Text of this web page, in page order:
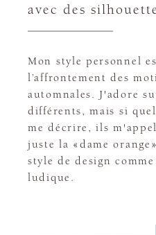
avec des
Mon style personnel
l’affrontement des
automnales. J'adore
différents, mais si
me décrire, ils
juste la «dame
style de design
ludique.